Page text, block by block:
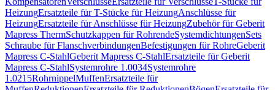
HeizungErsatzteile für T-Stücke für HeizungAnschlüsse für
HeizungErsatzteile für Anschlüsse für HeizungZubehör für Geberit
Mapress ThermSchutzkappen für RohrendeSystemdichtungenSets
Schraube für FlanschverbindungenBefestigungen für RohreGeberit
Mapress C-StahlGeberit Mapress C-StahlErsatzteile für Geberit
Mapress C-StahlSystemrohre 1.0034Systemrohre
1.0215RohrnippelMuffenErsatzteile für